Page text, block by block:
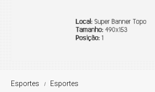
Esportes Esportes